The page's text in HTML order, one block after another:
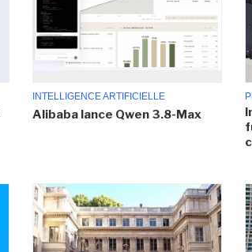
INTELLIGENCE ARTIFICIELLE
Alibaba lance Qwen 3.8-Max